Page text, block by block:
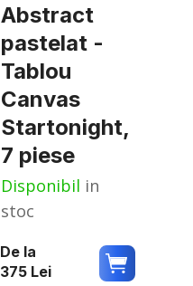
Abstract
pastelat -
Tablou
Canvas
Startonight,
7 piese
Disponibil in
stoc
De la
375 Lei